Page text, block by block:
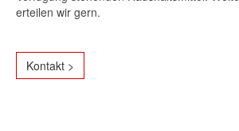
erteilen wir gern.
Kontakt >